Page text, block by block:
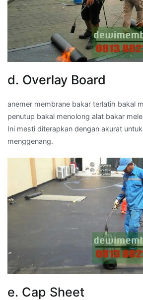
d. Overlay Board
anemer membrane bakar terlatih bakal
penutup bakal menolong alat bakar
Ini mesti diterapkan dengan akurat
menggenang.
e. Cap Sheet